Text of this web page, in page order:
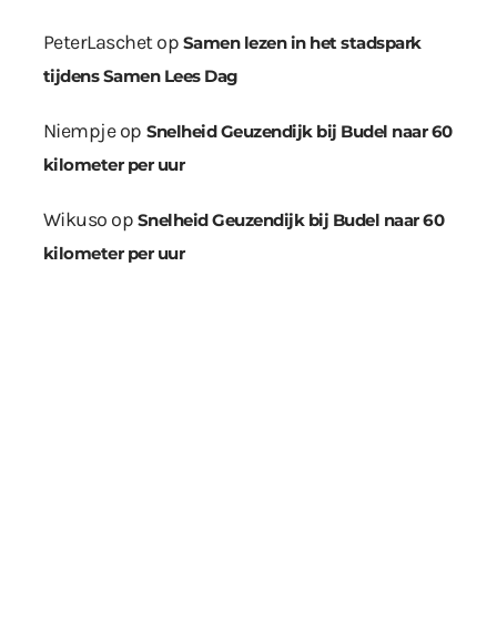
PeterLaschetop Samen lezen in het stadspark
tijdens Samen Lees Dag
Niempjeop Snelheid Geuzendijk bij Budel naar 60
kilometer per uur
Wikuso op Snelheid Geuzendijk bij Budel naar 60
kilometer per uur